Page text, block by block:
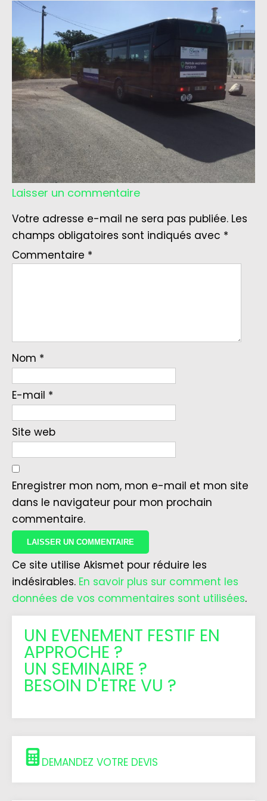
Laisser un commentaire
Votre adresse e-mail ne sera pas publiée. Les
champs obligatoires sont indiqués avec *
Commentaire *
Nom *
E-mail *
Site web
Enregistrer mon nom, mon e-mail et mon site
dans le navigateur pour mon prochain
commentaire.
Ce site utilise Akismet pour réduire les
indésirables. En savoir plus sur comment les
données de vos commentaires sont utilisées.
UN EVENEMENT FESTIF EN
APPROCHE ?
UN SEMINAIRE ?
BESOIN D'ETRE VU ?
DEMANDEZ VOTRE DEVIS